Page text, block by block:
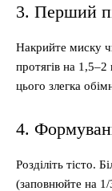
3. Перший
Накрийте миску
протягів на
цього злегка
4.
Розділіть тісто.
(заповнюйте на